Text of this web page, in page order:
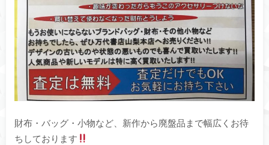
財布・バッグ・小物など、新作から廃盤品まで幅広くお待
ちしております